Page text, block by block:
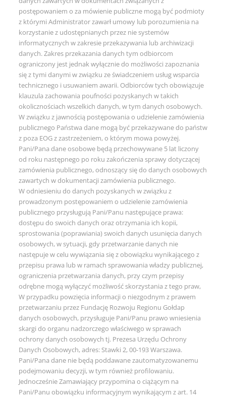
postępowaniem o za mówienie publiczne mogą być podmioty
z którymi Administrator zawarł umowy lub porozumienia na
korzystanie z udostępnianych przez nie systemów
informatycznych w zakresie przekazywania lub archiwizacji
danych. Zakres przekazania danych tym odbiorcom
ograniczony jest jednak wyłącznie do możliwości zapoznania
się z tymi danymi w związku ze świadczeniem usług wsparcia
technicznego i usuwaniem awarii. Odbiorców tych obowiązuje
klauzula zachowania poufności pozyskanych w takich
okolicznościach wszelkich danych, w tym danych osobowych.
W związku z jawnością postępowania o udzielenie zamówienia
publicznego Państwa dane mogą być przekazywane do państw
z poza EOG z zastrzeżeniem, o którym mowa powyżej.
Pani/Pana dane osobowe będą przechowywane 5 lat liczony
od roku następnego po roku zakończenia sprawy dotyczącej
zamówienia publicznego, odnoszący się do danych osobowych
zawartych w dokumentacji zamówienia publicznego.
W odniesieniu do danych pozyskanych w związku z
prowadzonym postępowaniem o udzielenie zamówienia
publicznego przysługują Pani/Panu następujące prawa:
dostępu do swoich danych oraz otrzymania ich kopii,
sprostowania (poprawiania) swoich danych usunięcia danych
osobowych, w sytuacji, gdy przetwarzanie danych nie
następuje w celu wywiązania się z obowiązku wynikającego z
przepisu prawa lub w ramach sprawowania władzy publicznej,
ograniczenia przetwarzania danych, przy czym przepisy
odrębne mogą wyłączyć możliwość skorzystania z tego praw,
W przypadku powzięcia informacji o niezgodnym z prawem
przetwarzaniu przez Fundację Rozwoju Regionu Gołdap
danych osobowych, przysługuje Pani/Panu prawo wniesienia
skargi do organu nadzorczego właściwego w sprawach
ochrony danych osobowych tj. Prezesa Urzędu Ochrony
Danych Osobowych, adres: Stawki 2, 00-193 Warszawa.
Pani/Pana dane nie będą poddawane zautomatyzowanemu
podejmowaniu decyzji, w tym również profilowaniu.
Jednocześnie Zamawiający przypomina o ciążącym na
Pani/Panu obowiązku informacyjnym wynikającym z art. 14